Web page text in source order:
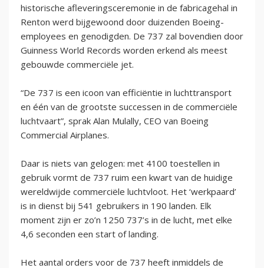
historische afleveringsceremonie in de fabricagehal in
Renton werd bijgewoond door duizenden Boeing-
employees en genodigden. De 737 zal bovendien door
Guinness World Records worden erkend als meest
gebouwde commerciële jet.
“De 737 is een icoon van efficiëntie in luchttransport
en één van de grootste successen in de commerciële
luchtvaart”, sprak Alan Mulally, CEO van Boeing
Commercial Airplanes.
Daar is niets van gelogen: met 4100 toestellen in
gebruik vormt de 737 ruim een kwart van de huidige
wereldwijde commerciële luchtvloot. Het ‘werkpaard’
is in dienst bij 541 gebruikers in 190 landen. Elk
moment zijn er zo’n 1250 737’s in de lucht, met elke
4,6 seconden een start of landing.
Het aantal orders voor de 737 heeft inmiddels de